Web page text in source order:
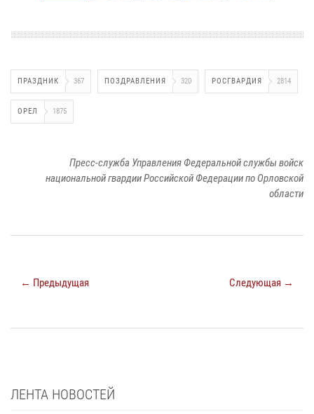
ПРАЗДНИК 367 ПОЗДРАВЛЕНИЯ 320 РОСГВАРДИЯ 2814
ОРЕЛ 1875
Пресс-служба Управления Федеральной службы войск
национальной гвардии Российской Федерации по Орловской
области
← Предыдущая Следующая →
ЛЕНТА НОВОСТЕЙ